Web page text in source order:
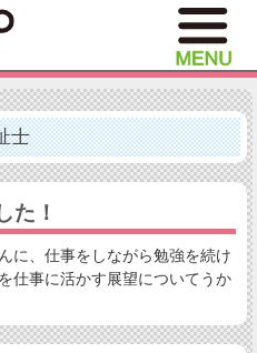
士
た！
に、仕事をしながら勉強を続け
仕事に活かす展望についてうか